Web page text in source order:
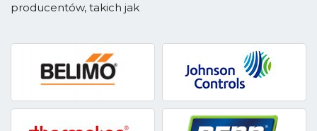
producentów, takich jak